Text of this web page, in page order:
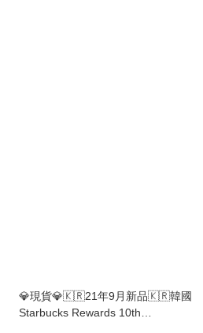
💎現貨💎🇰🇷21年9月新品🇰🇷韓國
Starbucks Rewards 10th